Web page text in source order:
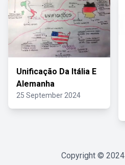
Unificação Da Itália E
Alemanha
25 September 2024
Copyright © 2024